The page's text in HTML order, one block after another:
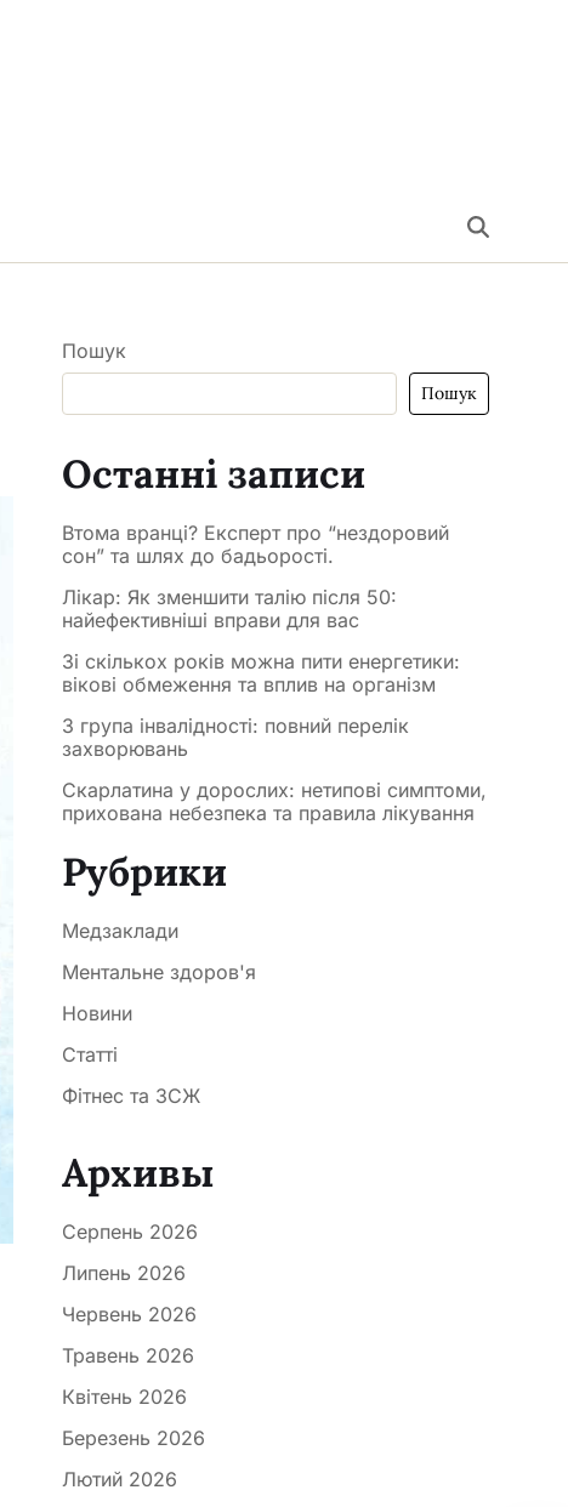
Пошук
Пошук
Останні записи
Втома вранці? Експерт про “нездоровий
сон” та шлях до бадьорості.
Лікар: Як зменшити талію після 50:
найефективніші вправи для вас
Зі скількох років можна пити енергетики:
вікові обмеження та вплив на організм
3 група інвалідності: повний перелік
захворювань
Скарлатина у дорослих: нетипові симптоми,
прихована небезпека та правила лікування
Рубрики
Медзаклади
Ментальне здоров'я
Новини
Статті
Фітнес та ЗСЖ
Архивы
Серпень 2026
Липень 2026
Червень 2026
Травень 2026
Квітень 2026
Березень 2026
Лютий 2026